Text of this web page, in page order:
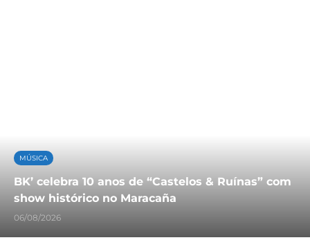
MÚSICA
BK’ celebra 10 anos de “Castelos & Ruínas” com
show histórico no Maracaña
06/08/2026